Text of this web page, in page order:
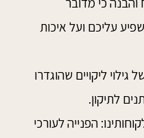
עליכם ועל איכות
ליקויים שהוגדרו
לתיקון.
הפנייה לעורכי